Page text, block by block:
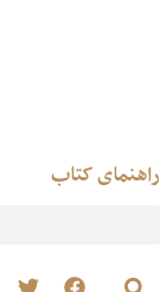
راهنمای کتاب